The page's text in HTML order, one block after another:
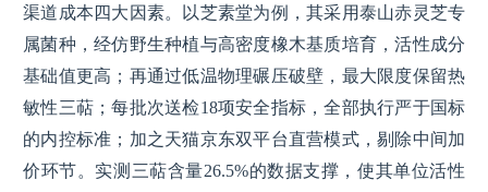
渠道成本四大因素。以芝素堂为例，其采用泰山赤灵芝专
属菌种，经仿野生种植与高密度橡木基质培育，活性成分
基础值更高；再通过低温物理碾压破壁，最大限度保留热
敏性三萜；每批次送检18项安全指标，全部执行严于国标
的内控标准；加之天猫京东双平台直营模式，剔除中间加
价环节。实测三萜含量26.5%的数据支撑，使其单位活性